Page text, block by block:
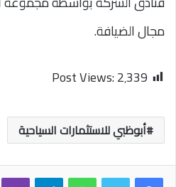
مجال الضيافة.
Post Views:2٬339
أبوظبي للاستثمارات السياحية
واتساب تيلقرام